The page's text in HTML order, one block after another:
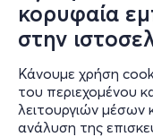
κορυφαία
στην
Κάνουμε χρήση
του περιεχομένου
λειτουργιών μέσων
ανάλυση της
Υποστήριξη
Stay Connected